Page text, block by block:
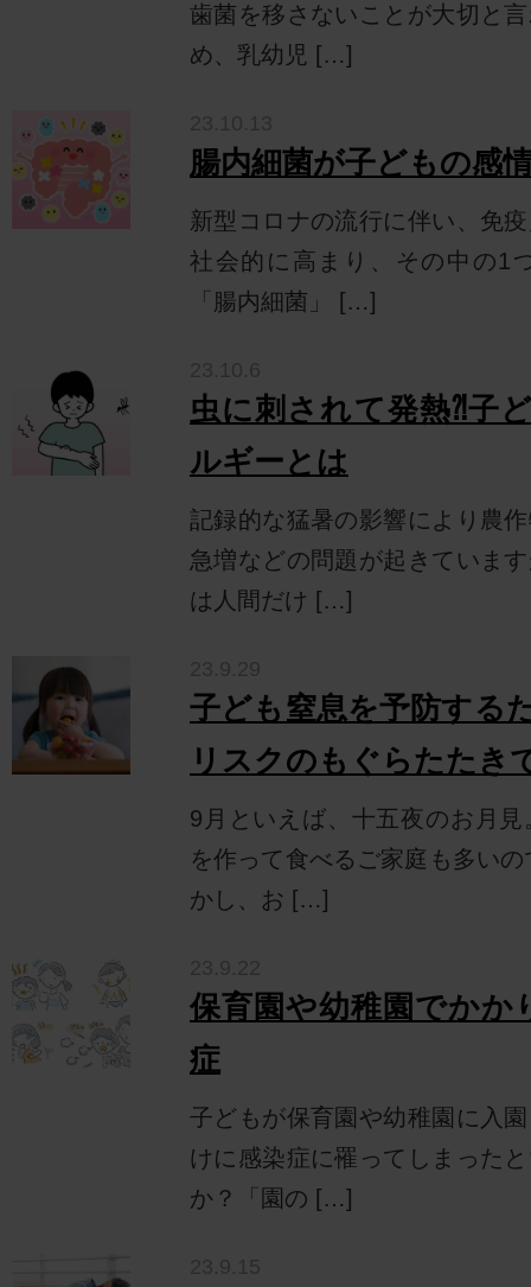
歯菌を移さないことが大切と
め、乳幼児 […]
腸内細菌が子どもの感
新型コロナの流行に伴い、免
社会的に高まり、その中の1
「腸内細菌」 […]
虫に刺されて発熱⁈子
ルギーとは
記録的な猛暑の影響により農
急増などの問題が起きていま
は人間だけ […]
子ども窒息を予防する
リスクのもぐらたたき
9月といえば、十五夜のお月
を作って食べるご家庭も多い
かし、お […]
保育園や幼稚園でかか
症
子どもが保育園や幼稚園に入
けに感染症に罹ってしまった
か？「園の […]